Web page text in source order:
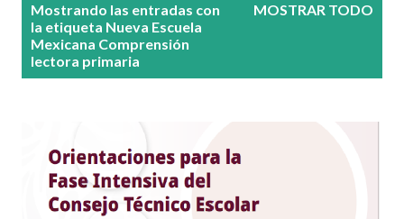
Mostrando las entradas con
la etiqueta Nueva Escuela
Mexicana Comprensión
lectora primaria
MOSTRAR TODO